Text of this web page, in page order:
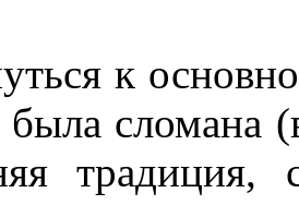
к
была сломана
традиция,